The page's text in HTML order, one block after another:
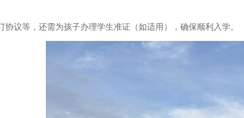
议等，还需为孩子办理学生准证（如适用），确保顺利入学。